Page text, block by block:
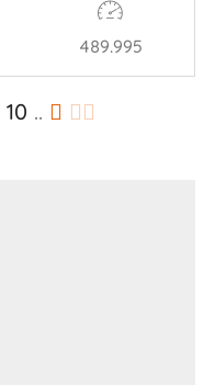
489.995
10 ..